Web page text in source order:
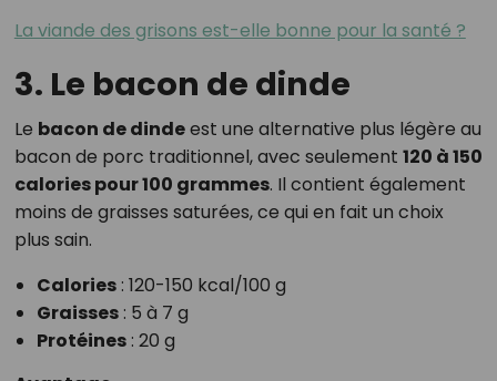
La viande des grisons est-elle bonne pour la santé ?
3. Le bacon de dinde
Le bacon de dindeest une alternative plus légère au
bacon de porc traditionnel, avec seulement 120 à 150
calories pour 100 grammes. Il contient également
moins de graisses saturées, ce qui en fait un choix
plus sain.
Calories: 120-150 kcal/100 g
Graisses: 5 à 7 g
Protéines: 20 g